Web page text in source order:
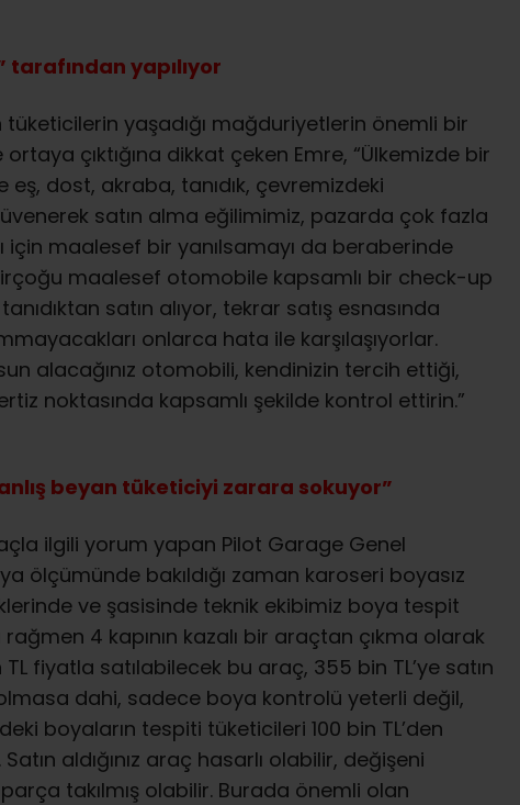
tarafından yapılıyor
tüketicilerin yaşadığı mağduriyetlerin önemli bir
ortaya çıktığına dikkat çeken Emre, “Ülkemizde bir
eş, dost, akraba, tanıdık, çevremizdeki
satın alma eğilimimiz, pazarda çok fazla
için maalesef bir yanılsamayı da beraberinde
maalesef otomobile kapsamlı bir check-up
satın alıyor, tekrar satış esnasında
onlarca hata ile karşılaşıyorlar.
alacağınız otomobili, kendinizin tercih ettiği,
noktasında kapsamlı şekilde kontrol ettirin.”
beyan tüketiciyi zarara sokuyor”
ilgili yorum yapan Pilot Garage Genel
ölçümünde bakıldığı zaman karoseri boyasız
ve şasisinde teknik ekibimiz boya tespit
4 kapının kazalı bir araçtan çıkma olarak
TL fiyatla satılabilecek bu araç, 355 bin TL’ye satın
olmasa dahi, sadece boya kontrolü yeterli değil,
boyaların tespiti tüketicileri 100 bin TL’den
aldığınız araç hasarlı olabilir, değişeni
takılmış olabilir. Burada önemli olan